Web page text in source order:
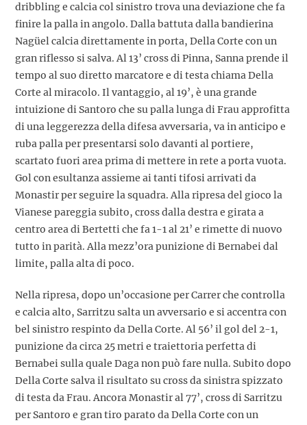
dribbling e calcia col sinistro trova una deviazione che fa
finire la palla in angolo. Dalla battuta dalla bandierina
Nagüel calcia direttamente in porta, Della Corte con un
gran riflesso si salva. Al 13’ cross di Pinna, Sanna prende il
tempo al suo diretto marcatore e di testa chiama Della
Corte al miracolo. Il vantaggio, al 19’, è una grande
intuizione di Santoro che su palla lunga di Frau approfitta
di una leggerezza della difesa avversaria, va in anticipo e
ruba palla per presentarsi solo davanti al portiere,
scartato fuori area prima di mettere in rete a porta vuota.
Gol con esultanza assieme ai tanti tifosi arrivati da
Monastir per seguire la squadra. Alla ripresa del gioco la
Vianese pareggia subito, cross dalla destra e girata a
centro area di Bertetti che fa 1-1 al 21’ e rimette di nuovo
tutto in parità. Alla mezz’ora punizione di Bernabei dal
limite, palla alta di poco.
Nella ripresa, dopo un’occasione per Carrer che controlla
e calcia alto, Sarritzu salta un avversario e si accentra con
bel sinistro respinto da Della Corte. Al 56’ il gol del 2-1,
punizione da circa 25 metri e traiettoria perfetta di
Bernabei sulla quale Daga non può fare nulla. Subito dopo
Della Corte salva il risultato su cross da sinistra spizzato
di testa da Frau. Ancora Monastir al 77’, cross di Sarritzu
per Santoro e gran tiro parato da Della Corte con un